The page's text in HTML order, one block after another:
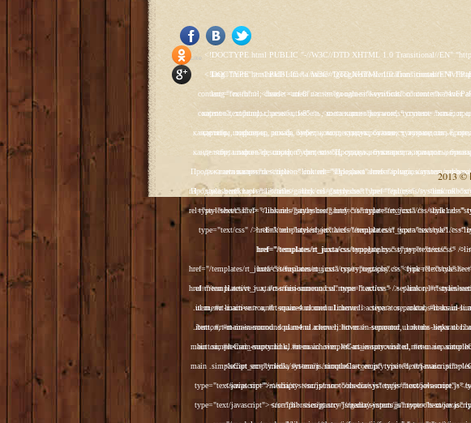
<!DOCTYPE html PUBLIC "-//W3C//DTD XHTML 1.0 Transitional//EN" "http://www.w3.org/TR/xhtml1/DTD/xhtml1-transitional.dtd"> <html xmlns="http://www.w3.org/1999/xhtml" xml:lang="ru-ru" lang="ru-ru" > <head> <meta name="google-site-verification" content="4vFPaFr8_T0N5uYcY4vh3M1DtIkbIJH6yDV7_NDqfJc" /> <base href="http://antik.1kzn.ru/" /> <meta http-equiv="content-type" content="text/html; charset=utf-8" /> <meta name="keywords" content="каталог антиквариат, часы продажа, старинные часы, напольные часы, настенные часы, каминные часы, мебель, старинные люстры, картины, торшеры, резьба, мебель, коллекционирование, чугунное литьё, предметы старины, реставрация, интерьер, модерн, классицизм, кресло, диван, мозаика, гарнитур, дуб, зеркало, светильник, канделябр, шифоньер, шкаф, буфет, комод, сундук, букинист, жирандоль, бронза" /> <meta name="rights" content="Продажа антиквариата http://antik.1kzn.ru" /> <meta name="author" content="Super User" /> <meta name="description" content="Продажа антиквариата, каталог антиквариата." /> <meta name="generator" content="Joomla! - Open Source Content Management" /> <title>Каталог антиквариата - Продажа антиквариата </title> <link rel="stylesheet" href="/plugins/system/rokbox/assets/styles/rokbox.css" type="text/css" /> <link rel="stylesheet" href="/libraries/gantry/css/grid-12.css" type="text/css" /> <link rel="stylesheet" href="/libraries/gantry/css/gantry.css" type="text/css" /> <link rel="stylesheet" href="/libraries/gantry/css/joomla.css" type="text/css" /> <link rel="stylesheet" href="/templates/rt_juxta/css/joomla.css" type="text/css" /> <link rel="stylesheet" href="/templates/rt_juxta/css/style1.css" type="text/css" /> <link rel="stylesheet" href="/templates/rt_juxta/css/demo-styles.css" type="text/css" /> <link rel="stylesheet" href="/templates/rt_juxta/css/template.css" type="text/css" /> <link rel="stylesheet" href="/templates/rt_juxta/css/template-firefox.css" type="text/css" /> <link rel="stylesheet" href="/templates/rt_juxta/css/typography.css" type="text/css" /> <link rel="stylesheet" href="/templates/rt_juxta/css/backgrounds.css" type="text/css" /> <link rel="stylesheet" href="/templates/rt_juxta/css/fusionmenu.css" type="text/css" /> <link rel="stylesheet" href="/modules/mod_roknewspager/themes/light/roknewspager.css" type="text/css" /> <style type="text/css"> #rt-main-surround ul.menu li.active > a, #rt-main-surround ul.menu li.active > .separator, #rt-main-surround ul.menu li.active > .item, #rt-main-surround .square4 ul.menu li:hover > a, #rt-main-surround .square4 ul.menu li:hover > .item, #rt-main-surround .square4 ul.menu li:hover > .separator, .roktabs-links ul li.active span, .menutop li:hover > .item, .menutop li.f-menuparent-itemfocus .item, .menutop li.active > .item {color:#660000;} a, .button, #rt-main-surround ul.menu a:hover, #rt-main-surround ul.menu .separator:hover, #rt-main-surround ul.menu .item:hover, .title1 .module-title .title, #rt-main .item_add:link, #rt-main .item_add:visited, #rt-main
<!DOCTYPE html PUBLIC "-//W3C//DTD XHTML 1.0 Transitional//EN" "http://www.w3.org/TR/xhtml1/DTD/xhtml1-transitional.dtd"> <html xmlns="http://www.w3.org/1999/xhtml" xml:lang="ru-ru" lang="ru-ru" > <head> <meta name="google-site-verification" content="4vFPaFr8_T0N5uYcY4vh3M1DtIkbIJH6yDV7_NDqfJc" /> <base href="http://antik.1kzn.ru/" /> <meta http-equiv="content-type" content="text/html; charset=utf-8" /> <meta name="keywords" content="каталог антиквариат, часы продажа, старинные часы, напольные часы, настенные часы, каминные часы, мебель, старинные люстры, картины, торшеры, резьба, мебель, коллекционирование, чугунное литьё, предметы старины, реставрация, интерьер, модерн, классицизм, кресло, диван, мозаика, гарнитур, дуб, зеркало, светильник, канделябр, шифоньер, шкаф, буфет, комод, сундук, букинист, жирандоль, бронза" /> <meta name="rights" content="Продажа антиквариата http://antik.1kzn.ru" /> <meta name="author" content="Super User" /> <meta name="description" content="Продажа антиквариата, каталог антиквариата." /> <meta name="generator" content="Joomla! - Open Source Content Management" /> <title>Каталог антиквариата - Продажа антиквариата </title> <link rel="stylesheet" href="/plugins/system/rokbox/assets/styles/rokbox.css" type="text/css" /> <link rel="stylesheet" href="/libraries/gantry/css/grid-12.css" type="text/css" /> <link rel="stylesheet" href="/libraries/gantry/css/gantry.css" type="text/css" /> <link rel="stylesheet" href="/libraries/gantry/css/joomla.css" type="text/css" /> <link rel="stylesheet" href="/templates/rt_juxta/css/joomla.css" type="text/css" /> <link rel="stylesheet" href="/templates/rt_juxta/css/style1.css" type="text/css" /> <link rel="stylesheet" href="/templates/rt_juxta/css/demo-styles.css" type="text/css" /> <link rel="stylesheet" href="/templates/rt_juxta/css/template.css" type="text/css" /> <link rel="stylesheet" href="/templates/rt_juxta/css/template-firefox.css" type="text/css" /> <link rel="stylesheet" href="/templates/rt_juxta/css/typography.css" type="text/css" /> <link rel="stylesheet" href="/templates/rt_juxta/css/backgrounds.css" type="text/css" /> <link rel="stylesheet" href="/templates/rt_juxta/css/fusionmenu.css" type="text/css" /> <link rel="stylesheet" href="/modules/mod_roknewspager/themes/light/roknewspager.css" type="text/css" /> <style type="text/css"> #rt-main-surround ul.menu li.active > a, #rt-main-surround ul.menu li.active > .separator, #rt-main-surround ul.menu li.active > .item, #rt-main-surround .square4 ul.menu li:hover > a, #rt-main-surround .square4 ul.menu li:hover > .item, #rt-main-surround .square4 ul.menu li:hover > .separator, .roktabs-links ul li.active span, .menutop li:hover > .item, .menutop li.f-menuparent-itemfocus .item, .menutop li.active > .item {color:#660000;} a, .button, #rt-main-surround ul.menu a:hover, #rt-main-surround ul.menu .separator:hover, #rt-main-surround ul.menu .item:hover, .title1 .module-title .title, #rt-main .item_add:link, #rt-main .item_add:visited, #rt-main
Social Like
2013 ©